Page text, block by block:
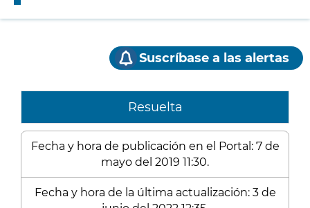
Suscríbase a las alertas
Resuelta
Fecha y hora de publicación en el Portal: 7 de
mayo del 2019 11:30.
Fecha y hora de la última actualización: 3 de